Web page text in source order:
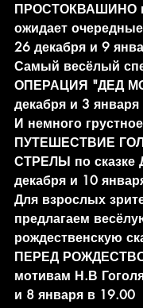
ПРОСТОКВАШИНО
ожидает
26 декабря и 9
Самый весёлый
ОПЕРАЦИЯ "ДЕД
декабря и 3
И немного грустное
ПУТЕШЕСТВИЕ
СТРЕЛЫ по сказке
декабря и 10
Для взрослых
предлагаем
рождественскую
ПЕРЕД
мотивам Н.В
и 8 января в 19.00